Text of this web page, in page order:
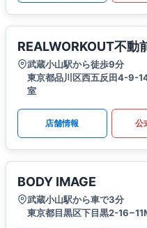
REALWORKOUT不動
武蔵小山駅から徒歩9分
東京都品川区西五反田4-9-
室
店舗情報 公
BODY IMAGE
武蔵小山駅から車で3分
東京都目黒区下目黒2-